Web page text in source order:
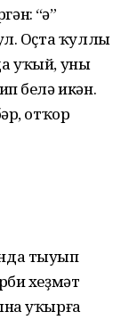
“һә”
Оҫта ҡуллы
уҡый, уны
белә икән.
отҡор
тыуып
хеҙмәт
уҡырға